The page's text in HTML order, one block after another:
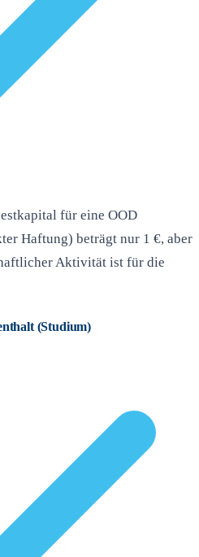
für eine OOD
Haftung) beträgt nur 1 €, aber
Aktivität ist für die
(Studium)